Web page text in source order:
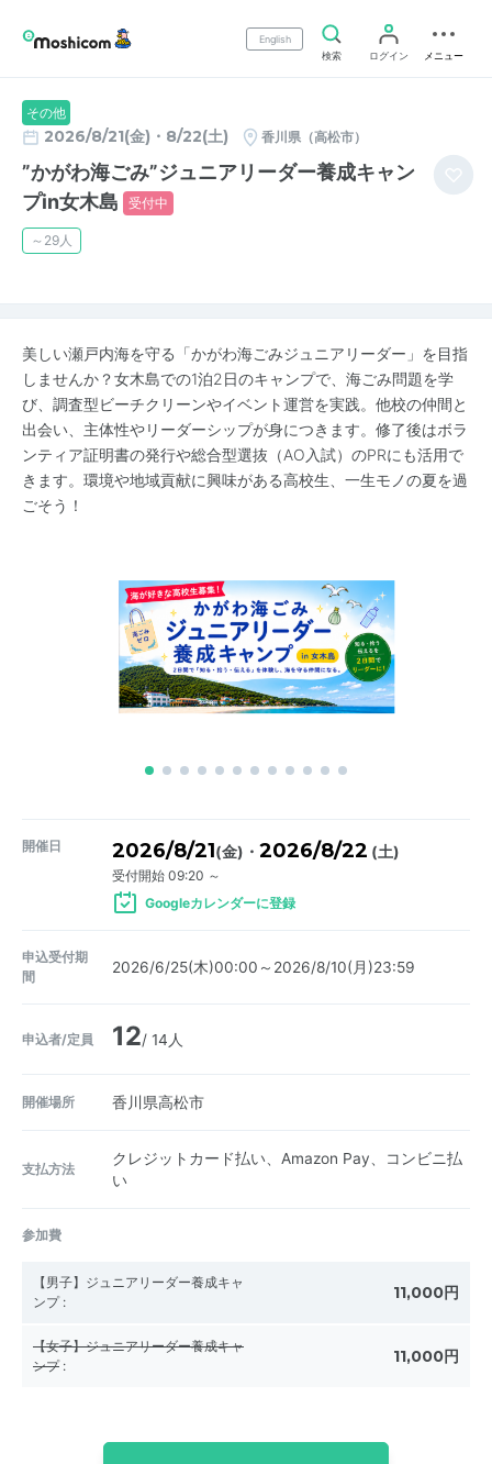
English
検索
ログイン メニュー
その他
2026/8/21(金)・8/22(土) 香川県（高松市）
”かがわ海ごみ”ジュニアリーダー養成キャン
プin女木島
受付中
～29人
美しい瀬戸内海を守る「かがわ海ごみジュニアリーダー」を目指
しませんか？女木島での1泊2日のキャンプで、海ごみ問題を学
び、調査型ビーチクリーンやイベント運営を実践。他校の仲間と
出会い、主体性やリーダーシップが身につきます。修了後はボラ
ンティア証明書の発行や総合型選抜（AO入試）のPRにも活用で
きます。環境や地域貢献に興味がある高校生、一生モノの夏を過
ごそう！
開催日 2026/8/21(金) ・ 2026/8/22 (土)
受付開始 09:20 ～
Googleカレンダーに登録
申込受付期
間
2026/6/25(木)00:00～2026/8/10(月)23:59
申込者/定員 12/ 14人
開催場所 香川県高松市
支払方法
クレジットカード払い、Amazon Pay、コンビニ払
い
参加費
【男子】ジュニアリーダー養成キャ
ンプ : 11,000円
【女子】ジュニアリーダー養成キャ
ンプ : 11,000円